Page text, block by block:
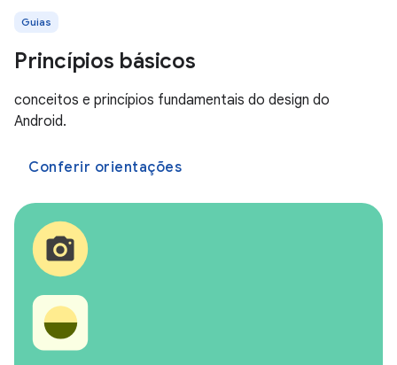
Guias
Princípios básicos
conceitos e princípios fundamentais do design do
Android.
Conferir orientações